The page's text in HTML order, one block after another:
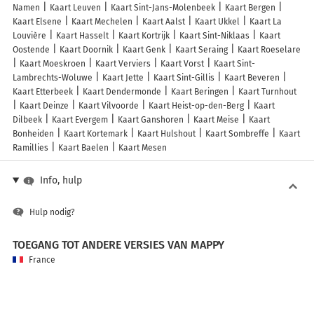
Namen
Kaart Leuven Kaart Sint-Jans-Molenbeek
Kaart Bergen
Kaart Elsene
Kaart Mechelen Kaart Aalst Kaart Ukkel
Kaart La
Louvière
Kaart Hasselt Kaart Kortrijk Kaart Sint-Niklaas
Kaart
Oostende
Kaart Doornik Kaart Genk Kaart Seraing
Kaart Roeselare
Kaart Moeskroen
Kaart Verviers Kaart Vorst
Kaart Sint-
Lambrechts-Woluwe
Kaart Jette Kaart Sint-Gillis
Kaart Beveren
Kaart Etterbeek
Kaart Dendermonde Kaart Beringen
Kaart Turnhout
Kaart Deinze
Kaart Vilvoorde Kaart Heist-op-den-Berg
Kaart
Dilbeek
Kaart Evergem Kaart Ganshoren Kaart Meise
Kaart
Bonheiden
Kaart Kortemark Kaart Hulshout Kaart Sombreffe
Kaart
Ramillies
Kaart Baelen Kaart Mesen
Info, hulp
Hulp nodig?
TOEGANG TOT ANDERE VERSIES VAN MAPPY
France